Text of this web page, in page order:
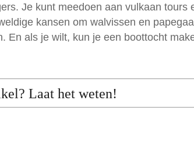
Je kunt meedoen aan vulkaan
kansen om walvissen en
En als je wilt, kun je een boottocht
Laat het weten!